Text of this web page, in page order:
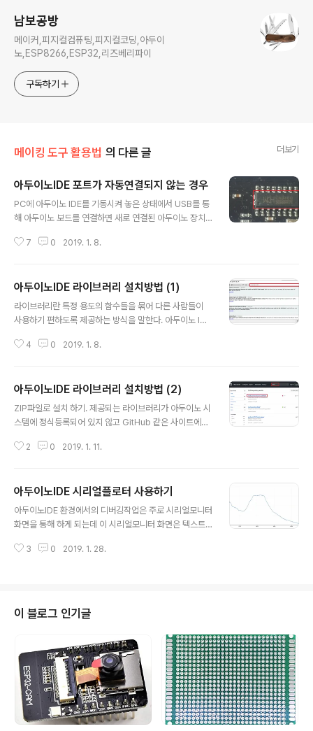
남보공방
메이커,피지컬컴퓨팅,피지컬코딩,아두이
노,ESP8266,ESP32,리즈베리파이
구독하기
메이킹 도구 활용법 의 다른 글 더보기
아두이노IDE 포트가 자동연결되지 않는 경우
PC에 아두이노 IDE를 기동시켜 놓은 상태에서 USB를 통
해 아두이노 보드를 연결하면 새로 연결된 아두이노 장치
로운 보드를 USB에 연결했는데도 새로운 포트가 표시되
호환보드인지 확인하여 드라이버를 한번 설치해 주어야 할
때가 있다. Made in Italy 아두이노 Original 제품은 FT
DI 칩을 사용하고 이를 위한 USB 연결 드라이버가 IDE에
e in China 호환보드일 경우 FTDI 칩 대신 좀 더 저렴한
7 0 2019. 1. 8.
아두이노IDE 라이브러리 설치방법 (1)
라이브러리란 특정 용도의 함수들을 묶어 다른 사람들이
사용하기 편하도록 제공하는 방식을 말한다. 아두이노 IDE
품을 제조하는 회사에서는 자기 제품을 사용할 수 있도록
가 많다. 아두이노IDE에 라이브러리를 설치하는 방법은 다
음 3가지 방법이 있는데, 간편한 순서대로 되어 있으므로
차례대로 설치해 보고 안되면 다음 번 방법으로 시도해 보
설치하기. 2) ZIP 압축파일로 제공되는 설치용 파일을 지
4 0 2019. 1. 8.
아두이노IDE 라이브러리 설치방법 (2)
ZIP파일로 설치 하기. 제공되는 라이브러리가 아두이노 시
스템에 정식등록되어 있지 않고 GitHub 같은 사이트에서
b.com 사이트에 접속하여 원하는 라이브러리를 검색한
d ZIP 버튼을 클릭하여 ZIP파일을 PC로 다운로드해 준
다. 3)아두이노 IDE에서 스케치 -> 라이브러리 포함하기 -
> .ZIP 라이브러리 추가하기를 선택하여 다운로드해 둔 ZI
직접 복사해 넣기 ZIP파일 형식이 잘못되어 있어 ZIP파일
2 0 2019. 1. 11.
아두이노IDE 시리얼플로터 사용하기
아두이노IDE 환경에서의 디버깅작업은 주로 시리얼모니터
화면을 통해 하게 되는데 이 시리얼모니터 화면은 텍스트
만으로는 보기 불편할 때가 많다. 그리고 문자열의 갱신속
기능이 있다. 사용방법 아래는 온습도 센서를 사용해서 현
재 습도를 읽는 프로그램인데, 읽은 값을 Serial 포트에 숫
자만 줄을 바꿔가며 print한다. ( 숫자 이외의 문자들은 삭
제해야 한다.) #include "DHT.h" #define DHTTYPE
DHT11 #define DHTPIN 6 DHT dht(DHTPIN , D..
3 0 2019. 1. 28.
이 블로그 인기글